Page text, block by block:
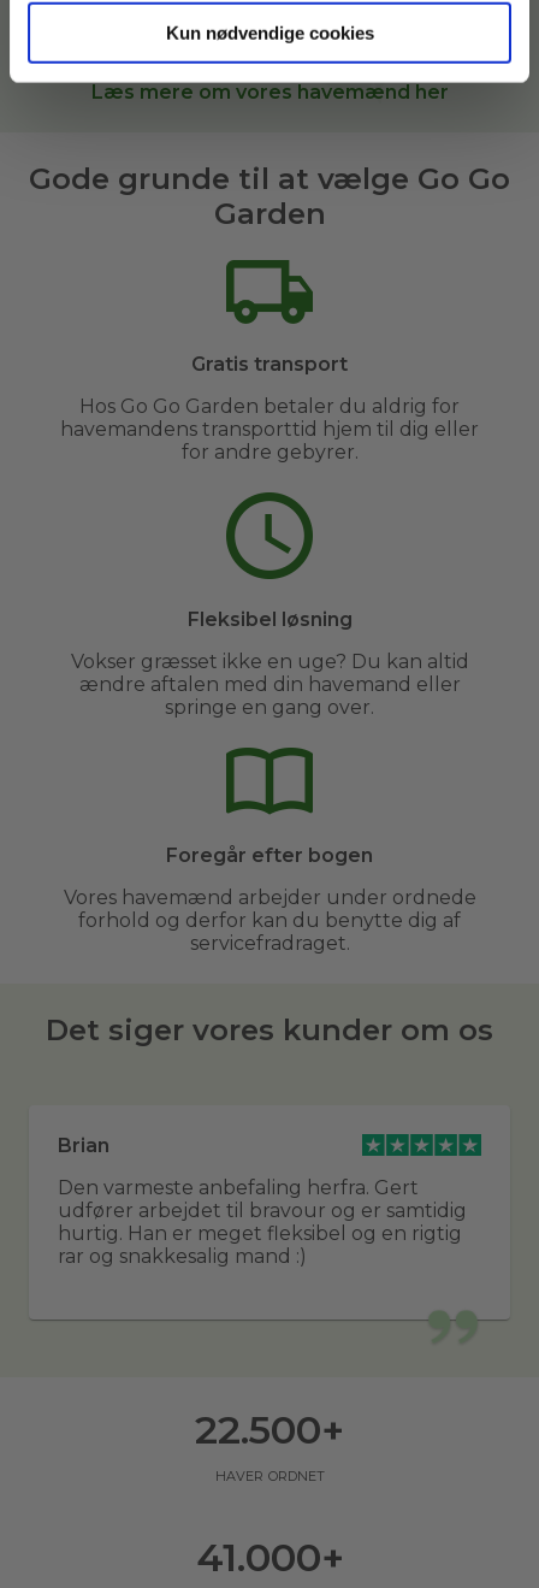
Kun nødvendige cookies
havemand til opgaven iRingkøbing og omegn
Læs mere om vores havemænd her
Gode grunde til at vælge Go Go
Garden
Gratis transport
Hos Go Go Garden betaler du aldrig for
havemandens transporttid hjem til dig eller
for andre gebyrer.
Fleksibel løsning
Vokser græsset ikke en uge? Du kan altid
ændre aftalen med din havemand eller
springe en gang over.
Foregår efter bogen
Vores havemænd arbejder under ordnede
forhold og derfor kan du benytte dig af
servicefradraget.
Det siger vores kunder om os
Brian
Den varmeste anbefaling herfra. Gert
udfører arbejdet til bravour og er samtidig
hurtig. Han er meget fleksibel og en rigtig
rar og snakkesalig mand :)
haver ordnet
22.500+
41.000+